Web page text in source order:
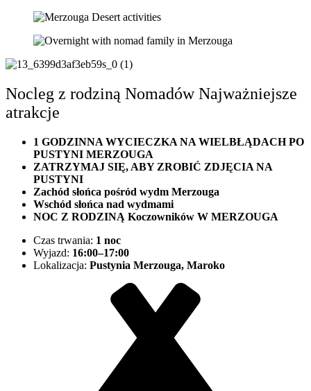
Nocleg z rodziną Nomadów Najważniejsze
atrakcje
1 GODZINNA WYCIECZKA NA WIELBŁĄDACH PO
PUSTYNI MERZOUGA
ZATRZYMAJ SIĘ, ABY ZROBIĆ ZDJĘCIA NA
PUSTYNI
Zachód słońca pośród wydm Merzouga
Wschód słońca nad wydmami
NOC Z RODZINĄ Koczowników W MERZOUGA
Czas trwania: 1 noc
Wyjazd: 16:00–17:00
Lokalizacja: Pustynia Merzouga, Maroko